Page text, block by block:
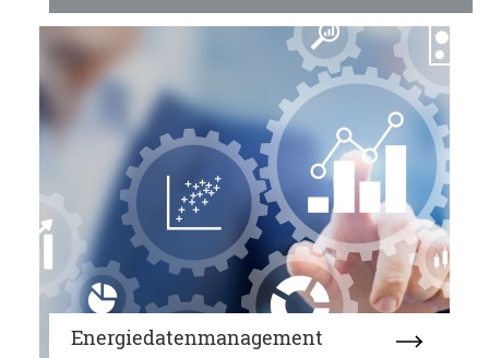
Energiedatenmanagement